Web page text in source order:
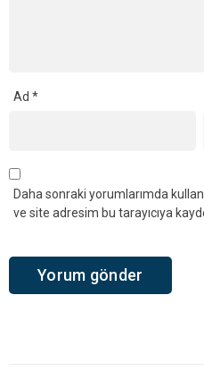
Ad *
Daha sonraki yorumlarımda
ve site adresim bu tarayıcıya